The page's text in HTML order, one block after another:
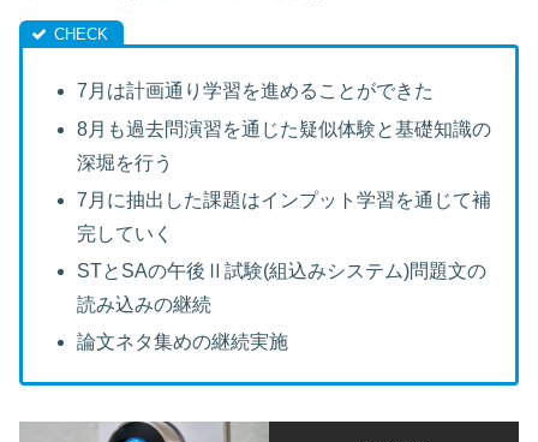
7月は計画通り学習を進めることができた
8月も過去問演習を通じた疑似体験と基礎知識の
深堀を行う
7月に抽出した課題はインプット学習を通じて補
完していく
STとSAの午後Ⅱ試験(組込みシステム)問題文の
読み込みの継続
論文ネタ集めの継続実施